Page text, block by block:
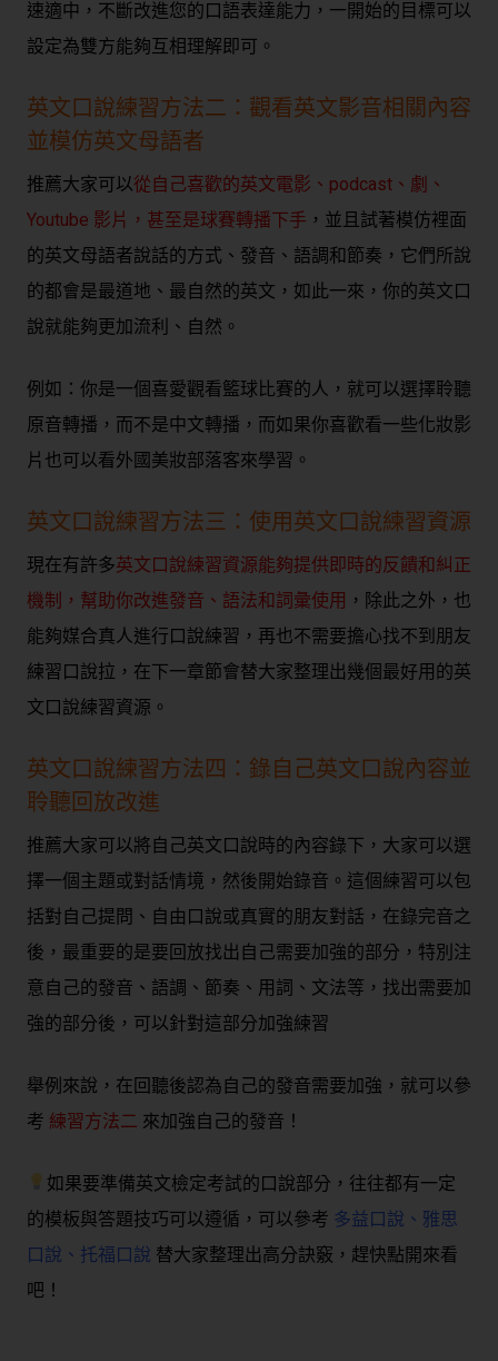
速適中，不斷改進您的口語表達能力，一開始的目標可以
設定為雙方能夠互相理解即可。
英文口說練習方法二：觀看英文影音相關內容
並模仿英文母語者
推薦大家可以從自己喜歡的英文電影、podcast、劇、
Youtube 影片，甚至是球賽轉播下手 ，並且試著模仿裡面
的英文母語者說話的方式、發音、語調和節奏，它們所說
的都會是最道地、最自然的英文，如此一來，你的英文口
說就能夠更加流利、自然。
例如：你是一個喜愛觀看籃球比賽的人，就可以選擇聆聽
原音轉播，而不是中文轉播，而如果你喜歡看一些化妝影
片也可以看外國美妝部落客來學習。
英文口說練習方法三：使用英文口說練習資源
現在有許多英文口說練習資源能夠提供即時的反饋和糾正
機制，幫助你改進發音、語法和詞彙使用 ，除此之外，也
能夠媒合真人進行口說練習，再也不需要擔心找不到朋友
練習口說拉，在下一章節會替大家整理出幾個最好用的英
文口說練習資源。
英文口說練習方法四：錄自己英文口說內容並
聆聽回放改進
推薦大家可以將自己英文口說時的內容錄下，大家可以選
擇一個主題或對話情境，然後開始錄音。這個練習可以包
括對自己提問、自由口說或真實的朋友對話，在錄完音之
後，最重要的是要回放找出自己需要加強的部分，特別注
意自己的發音、語調、節奏、用詞、文法等，找出需要加
強的部分後，可以針對這部分加強練習
舉例來說，在回聽後認為自己的發音需要加強，就可以參
考 練習方法二 來加強自己的發音！
如果要準備英文檢定考試的口說部分，往往都有一定
的模板與答題技巧可以遵循，可以參考 多益口說 、 雅思
口說 、 托福口說 替大家整理出高分訣竅，趕快點開來看
吧！